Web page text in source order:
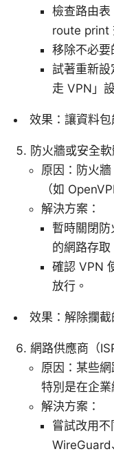
檢查路由
route print
移除不必要
試著重新
走 VPN」
效果：讓資料包
防火牆或安全
原因：防火
（如
解決方案：
暫時關閉
的網路存取
確認 VPN
放行。
效果：解除攔截
網路供應商（
原因：某些
特別是在企業
解決方案：
嘗試改用不
WireGuard